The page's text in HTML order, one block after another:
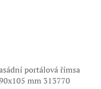
portálová římsa
mm 313770